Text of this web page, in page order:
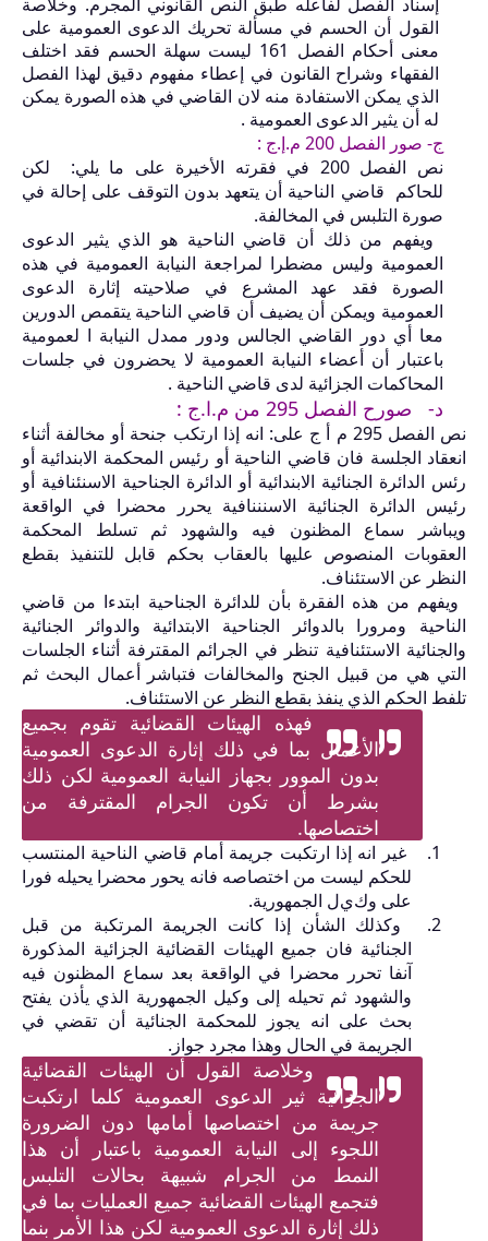
القول أن الحسم في مسألة تحريك الدعوى العمومية على
معنى أحكام الفصل 161 ليست سهلة الحسم فقد اختلف
الفقهاء وشراح القانون في إعطاء مفهوم دقيق لهذا الفصل
الذي يمكن الاستفادة منه لان القاضي في هذه الصورة يمكن
له أن يثير الدعوى العمومية .
ج- صور الفصل200 م.إ.ج :
نص الفصل200 في فقرته الأخيرة على ما يلي: لكن
للحاكم قاضي الناحية أن يتعهد بدون التوقف على إحالة في
صورة التلبس في المخالفة.
ويفهم من ذلك أن قاضي الناحية هو الذي يثير الدعوى
العمومية وليس مضطرا لمراجعة النيابة العمومية في هذه
الصورة فقد عهد المشرع في صلاحيته إثارة الدعوى
العمومية ويمكن أن يضيف أن قاضي الناحية يتقمص الدورين
معا أي دور القاضي الجالس ودور ممدل النيابة ا لعمومية
باعتبار أن أعضاء النيابة العمومية لا يحضرون في جلسات
المحاكمات الجزائية لدى قاضي الناحية .
د- صورح الفصل295 من م.ا.ج :
نص الفصل295 م أ ج على: انه إذا ارتكب جنحة أو مخالفة أثناء
انعقاد الجلسة فان قاضي الناحية أو رئيس المحكمة الابندائية أو
رئس الدائرة الجنائية الابندائية أو الدائرة الجناحية الاسنئنافية أو
رئيس الدائرة الجنائية الاسنننافية يحرر محضرا في الواقعة
ويباشر سماع المظنون فيه والشهود ثم تسلط المحكمة
العقوبات المنصوص عليها بالعقاب بحكم قابل للتنفيذ بقطع
النظر عن الاستئناف.
ويفهم من هذه الفقرة بأن للدائرة الجناحية ابتدءا من قاضي
الناحية ومرورا بالدوائر الجناحية الابتدائية والدوائر الجنائية
والجنائية الاستئنافية تنظر في الجرائم المقترفة أثناء الجلسات
التي هي من قبيل الجنح والمخالفات فتباشر أعمال البحث ثم
تلفط الحكم الذي ينفذ بقطع النظر عن الاستئناف.
فهذه الهيئات القضائية تقوم بجميع
الأعمال بما في ذلك إثارة الدعوى العمومية
بدون الموور بجهاز النيابة العمومية لكن ذلك
بشرط أن تكون الجرام المقترفة من
اختصاصها.
غير انه إذا ارتكبت جريمة أمام قاضي الناحية المنتسب
للحكم ليست من اختصاصه فانه يحور محضرا يحيله فورا
على وكيل الجمهورية.
وكذلك الشأن إذا كانت الجريمة المرتكبة من قبل
الجنائية فان جميع الهيئات القضائية الجزائية المذكورة
آنفا تحرر محضرا في الواقعة بعد سماع المظنون فيه
والشهود ثم تحيله إلى وكيل الجمهورية الذي يأذن يفتح
بحث على انه يجوز للمحكمة الجنائية أن تقضي في
الجريمة في الحال وهذا مجرد جواز.
وخلاصة القول أن الهيئات القضائية
الجزائية ثير الدعوى العمومية كلما ارتكبت
جريمة من اختصاصها أمامها دون الضرورة
اللجوء إلى النيابة العمومية باعتبار أن هذا
النمط من الجرام شبيهة بحالات التلبس
فتجمع الهيئات القضائية جميع العمليات بما في
ذلك إثارة الدعوى العمومية لكن هذا الأمر بنما